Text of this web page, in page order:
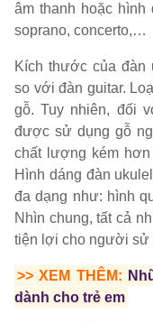
âm thanh hoặc hình
soprano, concerto,…
Kích thước của đàn
so với đàn guitar.
gỗ. Tuy nhiên, đối
được sử dụng gỗ
chất lượng kém
Hình dáng đàn
đa dạng như: hình
Nhìn chung, tất cả
tiện lợi cho người sử
>> XEM THÊM:
dành cho trẻ em